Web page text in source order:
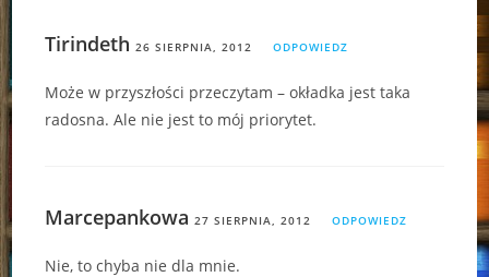
Tirindeth 26 SIERPNIA, 2012 ODPOWIEDZ
Może w przyszłości przeczytam – okładka jest taka
radosna. Ale nie jest to mój priorytet.
Marcepankowa 27 SIERPNIA, 2012 ODPOWIEDZ
Nie, to chyba nie dla mnie.